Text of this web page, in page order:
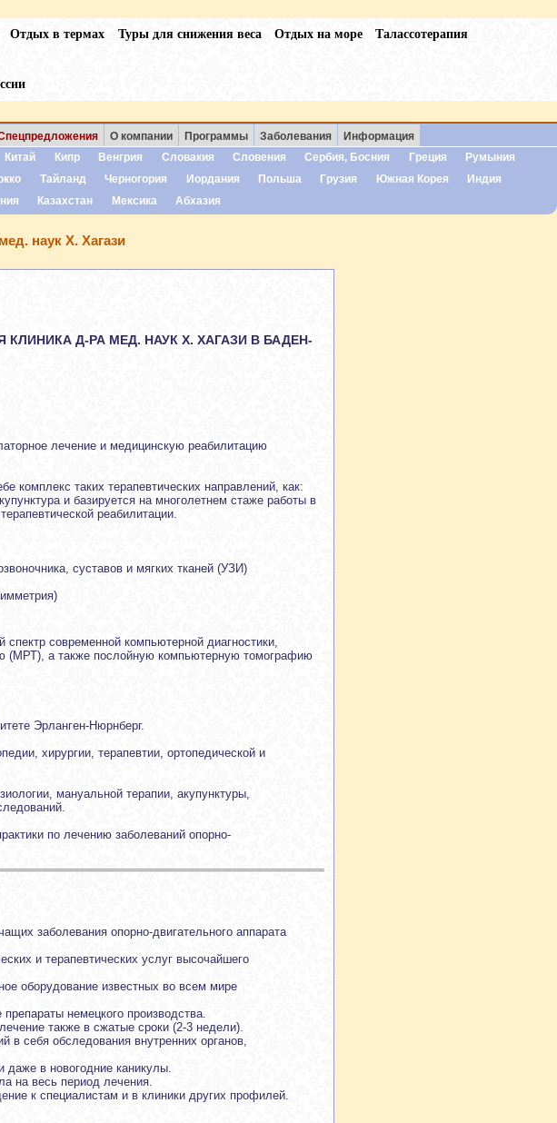
Отдых в термах Туры для снижения веса Отдых на море Талассотерапия
О компании Программы Заболевания
Информация
Китай Кипр Венгрия Словакия Словения Сербия, Босния Греция
Румыния
Тайланд Черногория Иордания Польша Грузия Южная Корея
Индия
Казахстан Мексика Абхазия
наук Х. Хагази
КЛИНИКА Д-РА МЕД. НАУК Х. ХАГАЗИ В БАДЕН-
лечение и медицинскую реабилитацию
комплекс таких терапевтических направлений, как:
и базируетcя на многолетнем стаже работы в
реабилитации.
суставов и мягких тканей (УЗИ)
современной компьютерной диагностики,
(МРТ), а также послойную компьютерную томографию
Эрланген-Нюрнберг.
хирургии, терапевтии, ортопедической и
мануальной терапии, акупунктуры,
по лечению заболеваний опорно-
заболевания опорно-двигательного аппарата
и терапевтических услуг высочайшего
оборудование известных во всем мире
немецкого производства.
также в сжатые сроки (2-3 недели).
себя обследования внутренних органов,
в новогодние каникулы.
на весь период лечения.
к специалистам и в клиники других профилей.